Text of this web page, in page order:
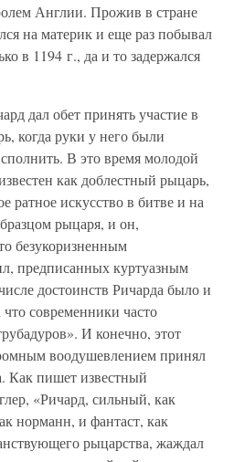
Англии. Прожив в стране
на материк и еще раз побывал
в 1194 г., да и то задержался
дал обет принять участие в
когда руки у него были
В это время молодой
как доблестный рыцарь,
ратное искусство в битве и на
рыцаря, и он,
безукоризненным
предписанных куртуазным
достоинств Ричарда было и
что современники часто
И конечно, этот
воодушевлением принял
Как пишет известный
«Ричард, сильный, как
норманн, и фантаст, как
рыцарства, жаждал